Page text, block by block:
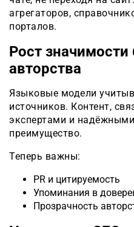
агрегаторов,
порталов.
Рост значимости
авторства
Языковые модели
источников. Контент,
экспертами и
преимущество.
Теперь важны:
PR и цитируемость
Упоминания в
Прозрачность